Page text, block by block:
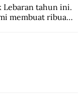
Lebaran tahun ini.
membuat ribuan